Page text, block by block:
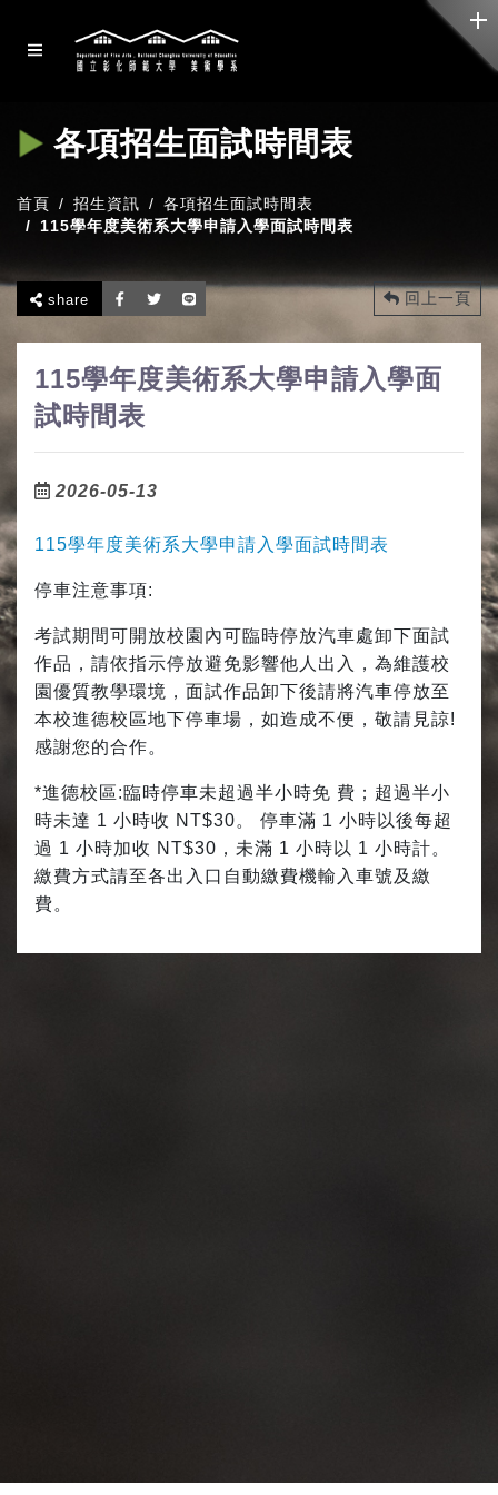
各項招生面試時間表
首頁 招生資訊
各項招生面試時間表
115學年度美術系大學申請入學面試時間表
share 回上一頁
115學年度美術系大學申請入學面
試時間表
2026-05-13
115學年度美術系大學申請入學面試時間表
停車注意事項:
考試期間可開放校園內可臨時停放汽車處卸下面試
作品，請依指示停放避免影響他人出入，為維護校
園優質教學環境，面試作品卸下後請將汽車停放至
本校進德校區地下停車場，如造成不便，敬請見諒!
感謝您的合作。
*進德校區:臨時停車未超過半小時免 費；超過半小
時未達 1 小時收 NT$30。 停車滿 1 小時以後每超
過 1 小時加收 NT$30，未滿 1 小時以 1 小時計。
繳費方式請至各出入口自動繳費機輸入車號及繳
費。